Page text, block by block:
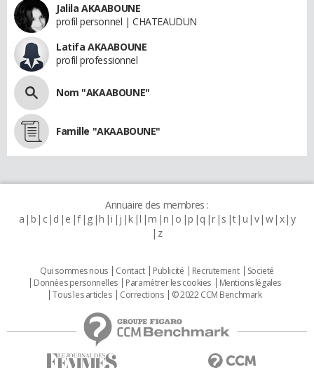
Jalila AKAABOUNE
profil personnel | CHATEAUDUN
Latifa AKAABOUNE
profil professionnel
Nom "AKAABOUNE"
Famille "AKAABOUNE"
Annuaire des membres :
a b c d e f g h i j k l m n o p q r s t u v w x y
z
Qui sommes nous Contact Publicité Recrutement
Societé
Données personnelles
Paramétrer les cookies
Mentions légales
Tous les articles
Corrections © 2022 CCM Benchmark